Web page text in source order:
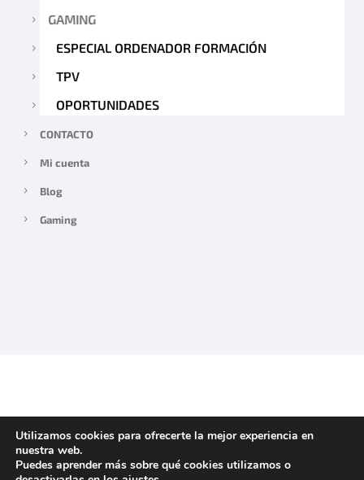
GAMING
ESPECIAL ORDENADOR FORMACIÓN
TPV
OPORTUNIDADES
CONTACTO
Mi cuenta
Blog
Gaming
Utilizamos cookies para ofrecerte la mejor experiencia en
nuestra web.
Puedes aprender más sobre qué cookies utilizamos o